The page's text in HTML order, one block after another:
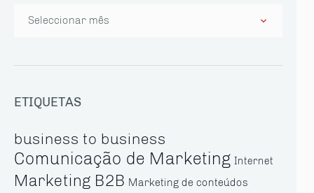
ETIQUETAS
business to business
Comunicação de Marketing Internet
Marketing B2B Marketing de conteúdos